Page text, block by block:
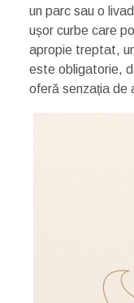
un parc sau o
ușor curbe care
apropie treptat,
este obligatorie,
oferă senzația de